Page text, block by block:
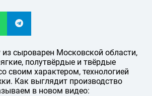
из сыроварен Московской области,
полутвёрдые и твёрдые
характером, технологией
Как выглядит производство
в новом видео: